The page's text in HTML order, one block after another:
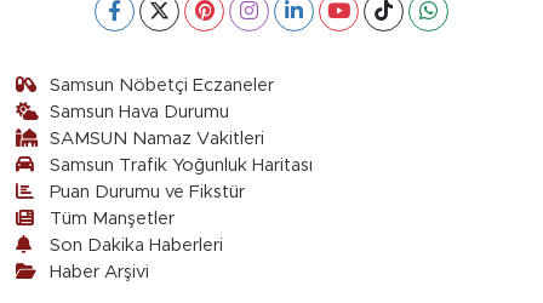
Samsun Nöbetçi Eczaneler
Samsun Hava Durumu
SAMSUN Namaz Vakitleri
Samsun Trafik Yoğunluk Haritası
Puan Durumu ve Fikstür
Tüm Manşetler
Son Dakika Haberleri
Haber Arşivi